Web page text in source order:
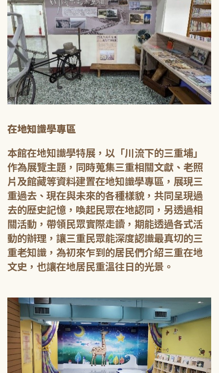
在地知識學專區
本館在地知識學特展，以「川流下的三重埔」
作為展覽主題，同時蒐集三重相關文獻、老照
片及館藏等資料建置在地知識學專區，展現三
重過去、現在與未來的各種樣貌，共同呈現過
去的歷史記憶，喚起民眾在地認同，另透過相
關活動，帶領民眾實際走讀，期能透過各式活
動的辦理，讓三重民眾能深度認識最真切的三
重老知識，為初來乍到的居民們介紹三重在地
文史，也讓在地居民重溫往日的光景。